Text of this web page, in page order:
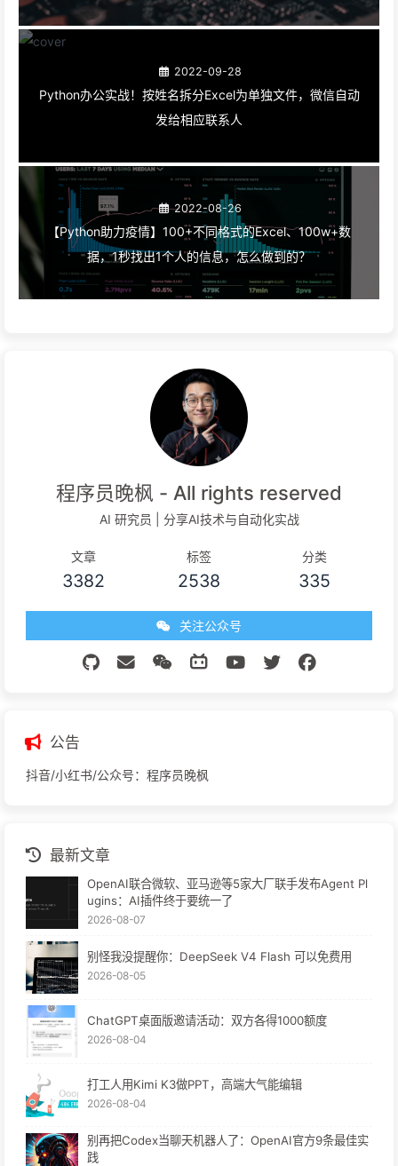
2022-09-28
Python办公实战！​按姓名拆分Excel为单独文件，微信自动
发给相应联系人
2022-08-26
【Python助力疫情】100+不同格式的Excel、100w+数
据，1秒找出1个人的信息，怎么做到的？
程序员晚枫 - All rights reserved
AI 研究员 | 分享AI技术与自动化实战
文章
3382
标签
2538
分类
335
关注公众号
公告
抖音/小红书/公众号：程序员晚枫
最新文章
OpenAI联合微软、亚马逊等5家大厂联手发布Agent Pl
ugins：AI插件终于要统一了
2026-08-07
别怪我没提醒你：DeepSeek V4 Flash 可以免费用
2026-08-05
ChatGPT桌面版邀请活动：双方各得1000额度
2026-08-04
打工人用Kimi K3做PPT，高端大气能编辑
2026-08-04
别再把Codex当聊天机器人了：OpenAI官方9条最佳实
践